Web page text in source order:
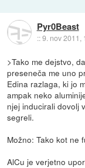
Pyr0Beast
::9. nov 2011,
>Tako me dejstvo,
preseneča me uno
Edina razlaga, ki jo
ampak neko
njej inducirali dovolj
segreli.
Možno: Tako kot ne
AlCu je verjetno